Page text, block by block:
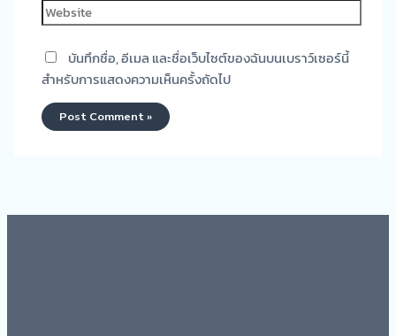
บันทึกชื่อ, อีเมล และชื่อเว็บไซต์ของฉันบนเบราว์เซอร์นี้
สำหรับการแสดงความเห็นครั้งถัดไป